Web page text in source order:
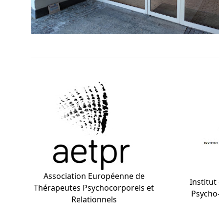
Association Européenne de
Thérapeutes Psychocorporels et
Relationnels
Institut